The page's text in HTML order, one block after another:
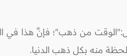
من ذهب"؛ فإنَّ هذا
منه بكل ذهب الدنيا.